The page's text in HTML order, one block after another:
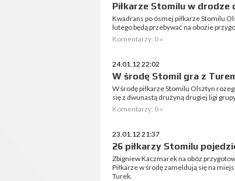
Piłkarze Stomilu w drodze
Kwadrans po ósmej piłkarze Stomilu
lutego będą przebywać na obozie
Komentarzy: 0 »
24.01.12 22:02
W środę Stomil gra z
W środę piłkarze Stomilu Olsztyn
się z dwunastą drużyną drugiej ligi
Komentarzy: 0 »
23.01.12 21:37
26 piłkarzy Stomilu
Zbigniew Kaczmarek na obóz
Piłkarze w środę zameldują się na
Turek.